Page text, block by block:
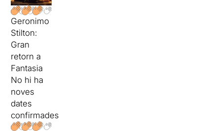
Geronimo
Stilton:
Gran
retorn a
Fantasia
No hi ha
noves
dates
confirmades